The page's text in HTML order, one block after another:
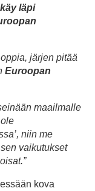
läpi
järjen pitää
Euroopan
maailmalle
niin me
vaikutukset
kova